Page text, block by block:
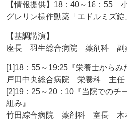
【情報提供】18：40～18：55
グレリン様作動薬「エドルミズ錠
【基調講演】
座長 羽生総合病院 薬剤科
[1]18：55～19:25『栄養士からみ
戸田中央総合病院 栄養科 主
[2]19：25～20：10『当院でのチ
組み』
竹田綜合病院 薬剤科 室長 木